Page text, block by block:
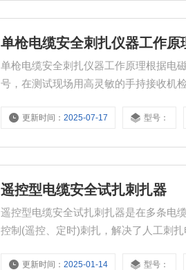
单枪电缆安全刺扎仪器工作原
单枪电缆安全刺扎仪器工作原理根据电
号，在测试现场用高灵敏的手持接收机
更新时间：2025-07-17 型号：
遥控型电缆安全试扎刺扎器
遥控型电缆安全试扎刺扎器是在多条电
控制(遥控、定时)刺扎，解决了人工刺扎
更新时间：2025-01-14 型号：